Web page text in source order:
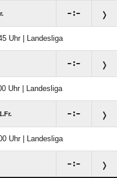
:
Uhr | Landesliga
:
Uhr | Landesliga
:
Uhr | Landesliga
: